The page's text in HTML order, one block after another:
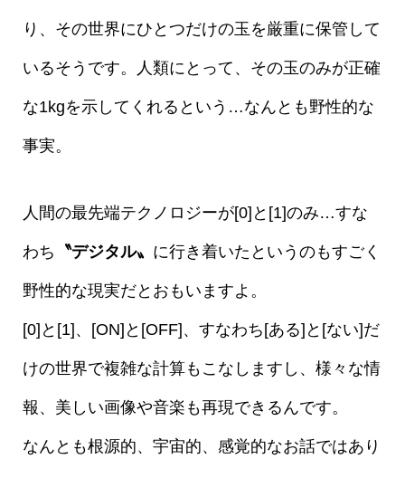
り、その世界にひとつだけの玉を厳重に保管して
いるそうです。人類にとって、その玉のみが正確
な1kgを示してくれるという…なんとも野性的な
事実。
人間の最先端テクノロジーが[0]と[1]のみ…すな
わち 〝デジタル〟 に行き着いたというのもすごく
野性的な現実だとおもいますよ。
[0]と[1]、[ON]と[OFF]、すなわち[ある]と[ない]だ
けの世界で複雑な計算もこなしますし、様々な情
報、美しい画像や音楽も再現できるんです。
なんとも根源的、宇宙的、感覚的なお話ではあり